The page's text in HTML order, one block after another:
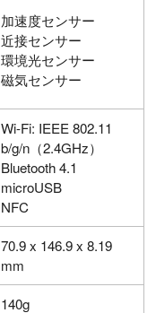
加速度センサー
近接センサー
環境光センサー
磁気センサー
Wi-Fi: IEEE 802.11
b/g/n（2.4GHz）
Bluetooth 4.1
microUSB
NFC
70.9 x 146.9 x 8.19
mm
140g